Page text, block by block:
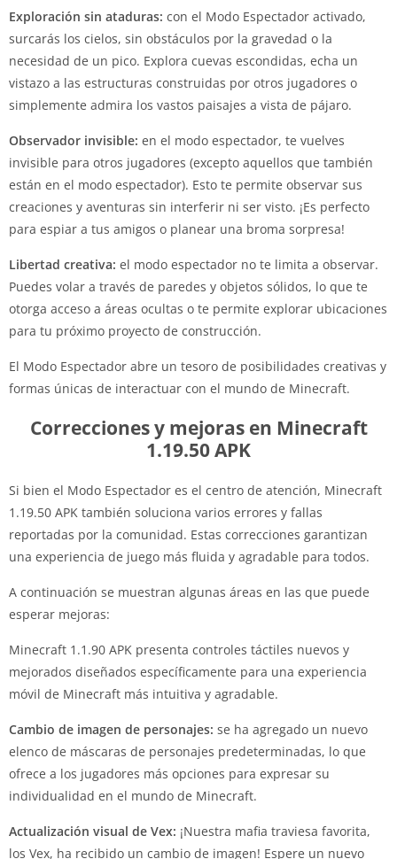
Exploración sin ataduras: con el Modo Espectador activado,
surcarás los cielos, sin obstáculos por la gravedad o la
necesidad de un pico. Explora cuevas escondidas, echa un
vistazo a las estructuras construidas por otros jugadores o
simplemente admira los vastos paisajes a vista de pájaro.
Observador invisible: en el modo espectador, te vuelves
invisible para otros jugadores (excepto aquellos que también
están en el modo espectador). Esto te permite observar sus
creaciones y aventuras sin interferir ni ser visto. ¡Es perfecto
para espiar a tus amigos o planear una broma sorpresa!
Libertad creativa: el modo espectador no te limita a observar.
Puedes volar a través de paredes y objetos sólidos, lo que te
otorga acceso a áreas ocultas o te permite explorar ubicaciones
para tu próximo proyecto de construcción.
El Modo Espectador abre un tesoro de posibilidades creativas y
formas únicas de interactuar con el mundo de Minecraft.
Correcciones y mejoras en Minecraft
1.19.50 APK
Si bien el Modo Espectador es el centro de atención, Minecraft
1.19.50 APK también soluciona varios errores y fallas
reportadas por la comunidad. Estas correcciones garantizan
una experiencia de juego más fluida y agradable para todos.
A continuación se muestran algunas áreas en las que puede
esperar mejoras:
Minecraft 1.1.90 APK presenta controles táctiles nuevos y
mejorados diseñados específicamente para una experiencia
móvil de Minecraft más intuitiva y agradable.
Cambio de imagen de personajes: se ha agregado un nuevo
elenco de máscaras de personajes predeterminadas, lo que
ofrece a los jugadores más opciones para expresar su
individualidad en el mundo de Minecraft.
Actualización visual de Vex: ¡Nuestra mafia traviesa favorita,
los Vex, ha recibido un cambio de imagen! Espere un nuevo